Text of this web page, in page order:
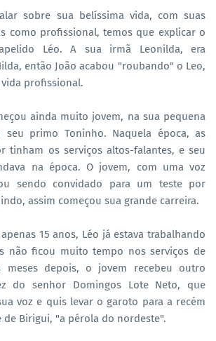
sobre sua belíssima vida, com suas
como profissional, temos que explicar o
Léo. A sua irmã Leonilda, era
então João acabou "roubando" o Leo,
profissional.
ainda muito jovem, na sua pequena
seu primo Toninho. Naquela época, as
tinham os serviços altos-falantes, e seu
na época. O jovem, com uma voz
sendo convidado para um teste por
assim começou sua grande carreira.
15 anos, Léo já estava trabalhando
não ficou muito tempo nos serviços de
meses depois, o jovem recebeu outro
do senhor Domingos Lote Neto, que
voz e quis levar o garoto para a recém
de Birigui, "a pérola do nordeste".